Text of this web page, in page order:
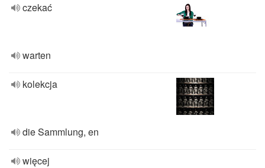
czekać
warten
kolekcja
die Sammlung, en
więcej